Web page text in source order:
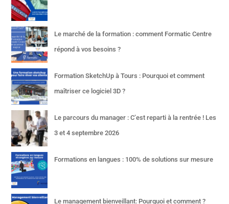
Le marché de la formation : comment Formatic Centre
répond à vos besoins ?
Formation SketchUp à Tours : Pourquoi et comment
maîtriser ce logiciel 3D ?
Le parcours du manager : C’est reparti à la rentrée ! Les
3 et 4 septembre 2026
Formations en langues : 100% de solutions sur mesure
Le management bienveillant: Pourquoi et comment ?